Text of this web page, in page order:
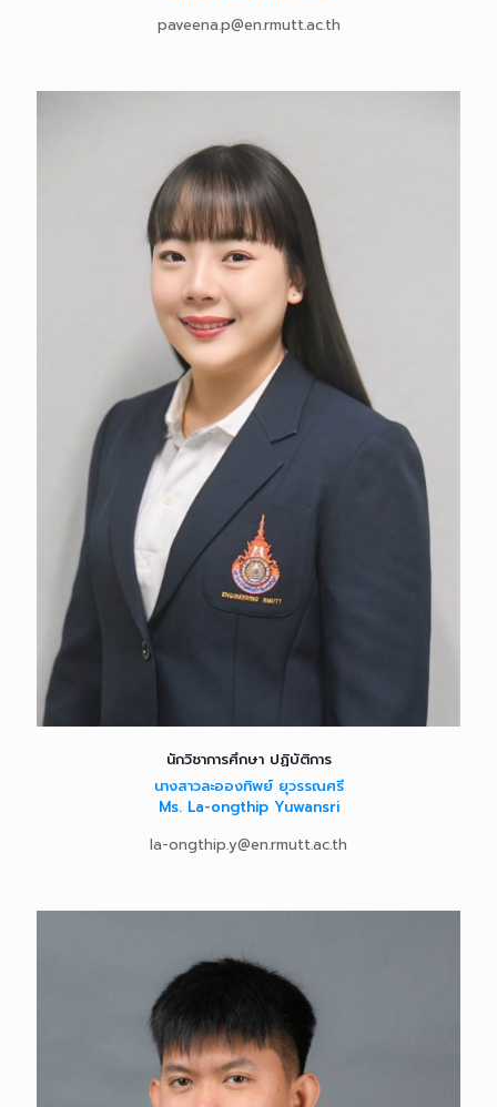
paveena.p@en.rmutt.ac.th
นักวิชาการศึกษา ปฏิบัติการ
นางสาวละอองทิพย์ ยุวรรณศรี
Ms. La-ongthip Yuwansri
la-ongthip.y@en.rmutt.ac.th